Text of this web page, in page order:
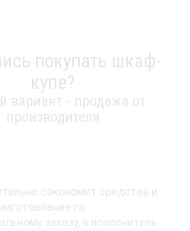
покупать шкаф-
купе?
вариант - продажа от
производителя
сэкономит средства и
по
заказу, а исполнитель